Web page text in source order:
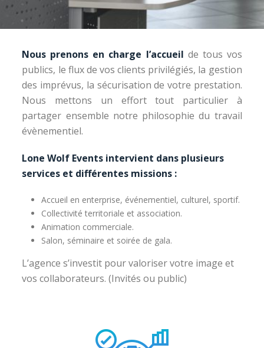
Nous prenons en charge l’accueil de tous vos
publics, le flux de vos clients privilégiés, la gestion
des imprévus, la sécurisation de votre prestation.
Nous mettons un effort tout particulier à
partager ensemble notre philosophie du travail
évènementiel.
Lone Wolf Events intervient dans plusieurs
services et différentes missions :
Accueil en enterprise, événementiel, culturel, sportif.
Collectivité territoriale et association.
Animation commerciale.
Salon, séminaire et soirée de gala.
L’agence s’investit pour valoriser votre image et
vos collaborateurs. (Invités ou public)